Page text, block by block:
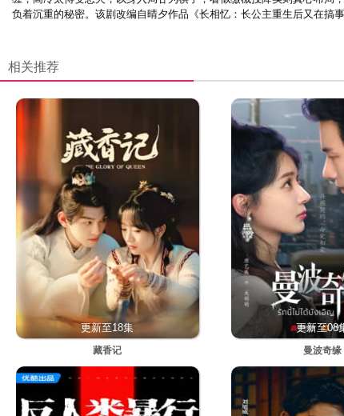
负着沉重的秘密。 该剧改编自晴夕作品《长相忆：长公主重生后又在搞事
相关推荐
更新至18集
藏香记
更新至08
曼波奇缘